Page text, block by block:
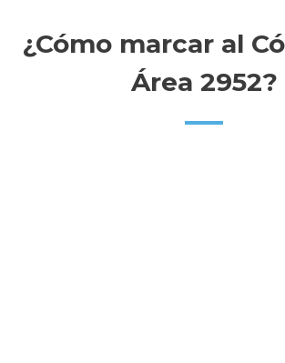
¿Cómo marcar al
Área 2952?